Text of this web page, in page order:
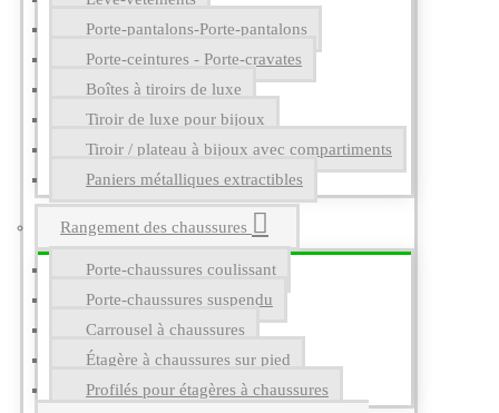
Porte-pantalons-Porte-pantalons
Porte-ceintures - Porte-cravates
Boîtes à tiroirs de luxe
Tiroir de luxe pour bijoux
Tiroir / plateau à bijoux avec compartiments
Paniers métalliques extractibles
Rangement des chaussures
Porte-chaussures coulissant
Porte-chaussures suspendu
Carrousel à chaussures
Étagère à chaussures sur pied
Profilés pour étagères à chaussures